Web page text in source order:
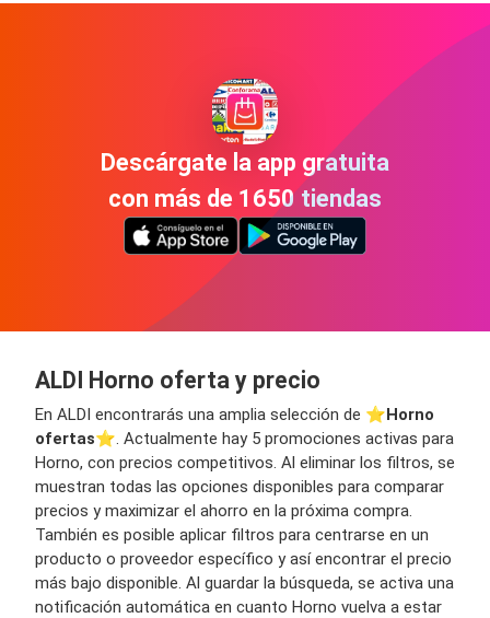
Descárgate la app gratuita
con más de 1650 tiendas
ALDI Horno oferta y precio
En ALDI encontrarás una amplia selección de ⭐️Horno
ofertas⭐️. Actualmente hay 5 promociones activas para
Horno, con precios competitivos. Al eliminar los filtros, se
muestran todas las opciones disponibles para comparar
precios y maximizar el ahorro en la próxima compra.
También es posible aplicar filtros para centrarse en un
producto o proveedor específico y así encontrar el precio
más bajo disponible. Al guardar la búsqueda, se activa una
notificación automática en cuanto Horno vuelva a estar